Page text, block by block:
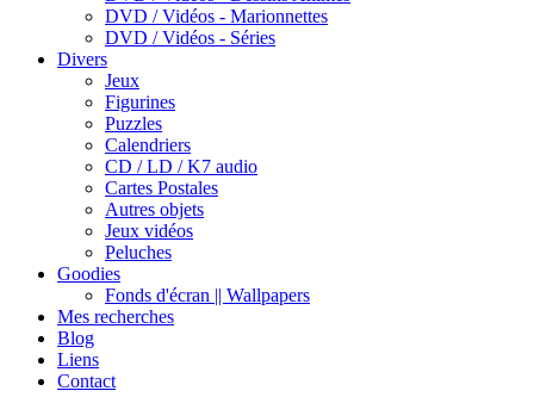
DVD / Vidéos - Marionnettes
DVD / Vidéos - Séries
Divers
Jeux
Figurines
Puzzles
Calendriers
CD / LD / K7 audio
Cartes Postales
Autres objets
Jeux vidéos
Peluches
Goodies
Fonds d'écran || Wallpapers
Mes recherches
Blog
Liens
Contact